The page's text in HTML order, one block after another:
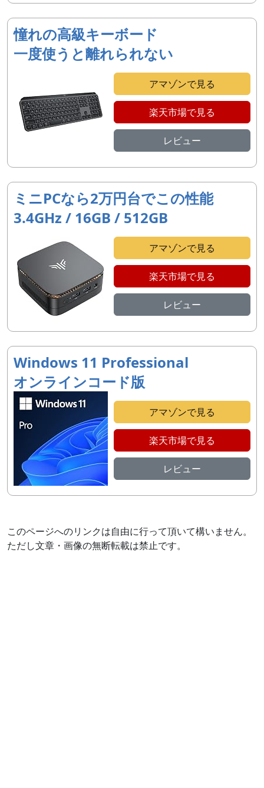
憧れの高級キーボード
一度使うと離れられない
アマゾンで見る
楽天市場で見る
レビュー
ミニPCなら2万円台でこの性能
3.4GHz / 16GB / 512GB
アマゾンで見る
楽天市場で見る
レビュー
Windows 11 Professional
オンラインコード版
アマゾンで見る
楽天市場で見る
レビュー
このページへのリンクは自由に行って頂いて構いません。
ただし文章・画像の無断転載は禁止です。